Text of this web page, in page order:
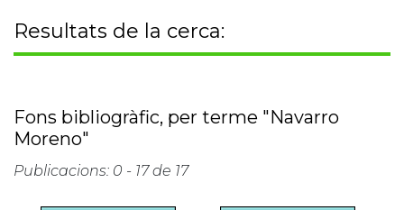
Resultats de la cerca:
Fons bibliogràfic, per terme "Navarro
Moreno"
Publicacions: 0 - 17 de 17